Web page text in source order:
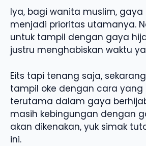
Iya, bagi wanita muslim,
menjadi prioritas utamanya.
untuk tampil dengan gaya
justru menghabiskan waktu
Eits tapi tenang saja,
tampil oke dengan cara yang
terutama dalam gaya
masih kebingungan dengan
akan dikenakan, yuk simak
ini.